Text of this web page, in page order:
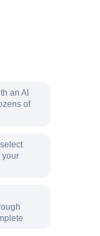
an AI
of
your